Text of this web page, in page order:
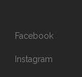
Facebook
Instagram